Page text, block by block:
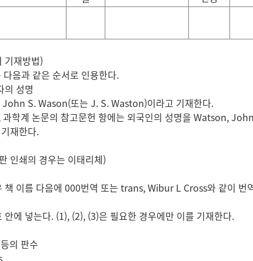
기재방법)
음과 같은 순서로 인용한다.
의 성명
John S. Wason(또는 J. S. Waston)이라고 기재한다.
과학계 논문의 참고문헌 항에는 외국인의 성명을 Watson,
재한다.
인쇄의 경우는 이태리체)
책 이름 다음에 000번역 또는 trans, Wibur L Cross와 같이 번
안에 넣는다. (1), (2), (3)은 필요한 경우에만 이를 기재한다.
의 판수